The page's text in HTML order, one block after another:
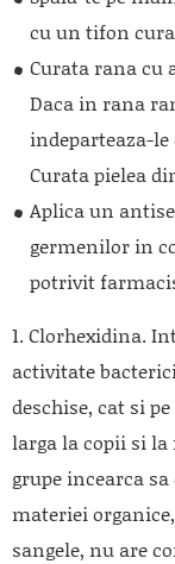
cu un tifon
Curata rana cu
Daca in rana
indeparteaza-
Curata pielea
Aplica un
germenilor in
potrivit
1. Clorhexidina.
activitate
deschise, cat si
larga la copii si la
grupe incearca
materiei
sangele, nu are